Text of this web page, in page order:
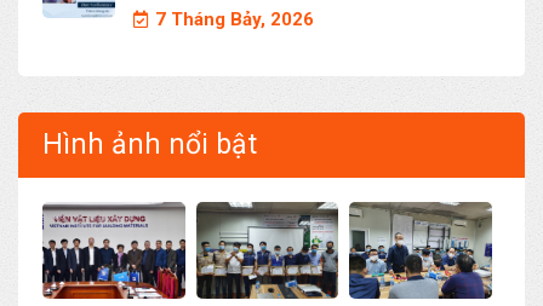
7 Tháng Bảy, 2026
Hình ảnh nổi bật